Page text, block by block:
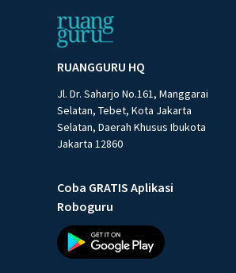
RUANGGURU HQ
Jl. Dr. Saharjo No.161, Manggarai
Selatan, Tebet, Kota Jakarta
Selatan, Daerah Khusus Ibukota
Jakarta 12860
Coba GRATIS Aplikasi
Roboguru